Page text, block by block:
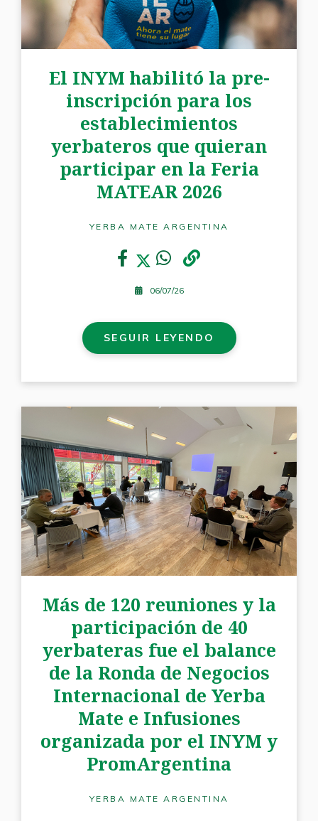
El INYM habilitó la pre-
inscripción para los
establecimientos
yerbateros que quieran
participar en la Feria
MATEAR 2026
YERBA MATE ARGENTINA
06/07/26
SEGUIR LEYENDO
Más de 120 reuniones y la
participación de 40
yerbateras fue el balance
de la Ronda de Negocios
Internacional de Yerba
Mate e Infusiones
organizada por el INYM y
PromArgentina
YERBA MATE ARGENTINA